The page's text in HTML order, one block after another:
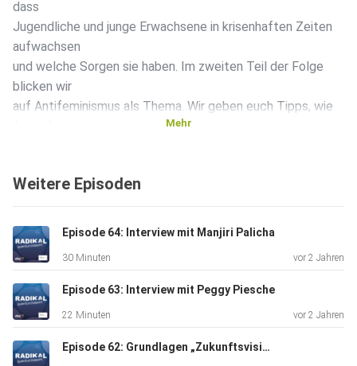
dass
Jugendliche und junge Erwachsene in krisenhaften Zeiten
aufwachsen
und welche Sorgen sie haben. Im zweiten Teil der Folge
blicken wir
auf Antifeminismus als Thema. Wir geben euch Tipps, wie
Aussagen umgehen könnt und wo ihr hilfreiche
Thema findet. Inhalts-Notiz: In diesem Podcast werden
gesellschaftliche Macht- und Gewaltverhältnisse
thematisiert, die
vor dem Hintergrund von Kolonialismus, Rassismus,
Kapitalismus und
Jugendlichen in
Mehr
Weitere Episoden
Episode 64: Interview mit Manjiri Palicha
30 Minuten vor 2 Jahren
Episode 63: Interview mit Peggy Piesche
22 Minuten vor 2 Jahren
Episode 62: Grundlagen „Zukunftsvisionen“